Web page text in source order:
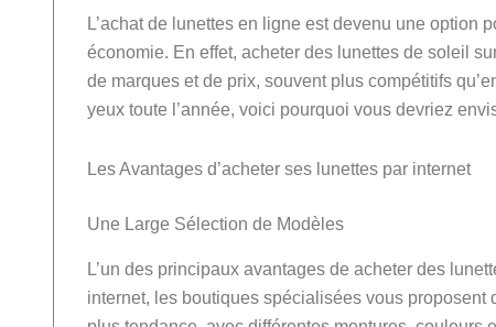
L’achat de lunettes en ligne est devenu une option
économie. En effet, acheter des lunettes de soleil
de marques et de prix, souvent plus compétitifs
yeux toute l’année, voici pourquoi vous devriez
Les Avantages d’acheter ses lunettes par internet
Une Large Sélection de Modèles
L’un des principaux avantages de acheter des
internet, les boutiques spécialisées vous